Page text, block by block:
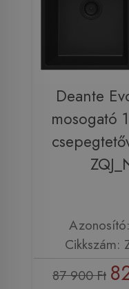
Deante
mosogató
Cikkszám:
87 900 Ft